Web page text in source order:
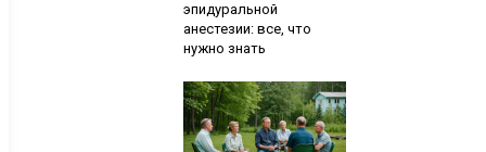
эпидуральной
анестезии: все, что
нужно знать